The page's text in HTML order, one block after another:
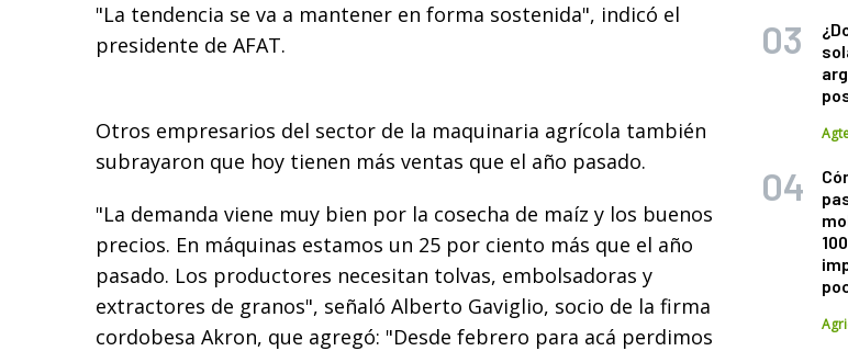
"La tendencia se va a mantener en forma sostenida", indicó el
presidente de AFAT.
Otros empresarios del sector de la maquinaria agrícola también
subrayaron que hoy tienen más ventas que el año pasado.
"La demanda viene muy bien por la cosecha de maíz y los buenos
precios. En máquinas estamos un 25 por ciento más que el año
pasado. Los productores necesitan tolvas, embolsadoras y
extractores de granos", señaló Alberto Gaviglio, socio de la firma
cordobesa Akron, que agregó: "Desde febrero para acá perdimos